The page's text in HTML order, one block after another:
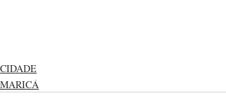
CIDADE
MARICÁ